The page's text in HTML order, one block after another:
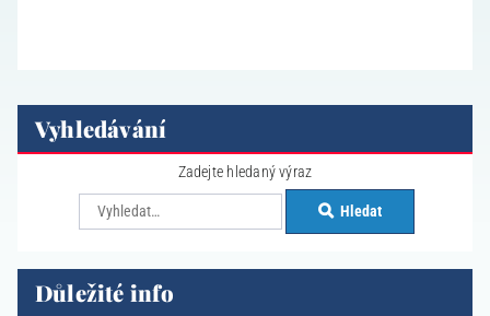
Vyhledávání
Zadejte hledaný výraz
Hledat
Důležité info